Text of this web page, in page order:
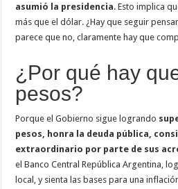
asumió la presidencia. Esto implica
más que el dólar. ¿Hay que seguir
parece que no, claramente hay que
¿Por qué hay
pesos?
Porque el Gobierno sigue logrando
pesos, honra la deuda pública,
extraordinario por parte de sus
el Banco Central República Argentina,
local, y sienta las bases para una